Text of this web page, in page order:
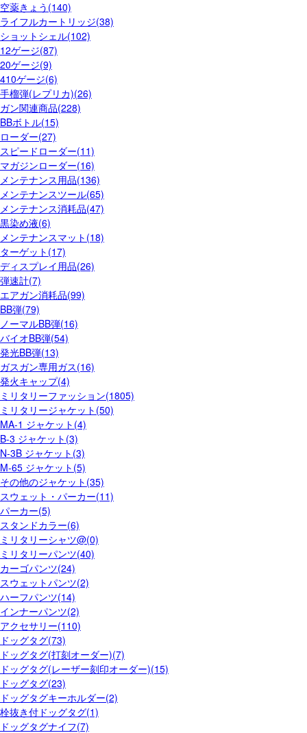
空薬きょう(140)
ライフルカートリッジ(38)
ショットシェル(102)
12ゲージ(87)
20ゲージ(9)
410ゲージ(6)
手榴弾(レプリカ)(26)
ガン関連商品(228)
BBボトル(15)
ローダー(27)
スピードローダー(11)
マガジンローダー(16)
メンテナンス用品(136)
メンテナンスツール(65)
メンテナンス消耗品(47)
黒染め液(6)
メンテナンスマット(18)
ターゲット(17)
ディスプレイ用品(26)
弾速計(7)
エアガン消耗品(99)
BB弾(79)
ノーマルBB弾(16)
バイオBB弾(54)
発光BB弾(13)
ガスガン専用ガス(16)
発火キャップ(4)
ミリタリーファッション(1805)
ミリタリージャケット(50)
MA-1 ジャケット(4)
B-3 ジャケット(3)
N-3B ジャケット(3)
M-65 ジャケット(5)
その他のジャケット(35)
スウェット・パーカー(11)
パーカー(5)
スタンドカラー(6)
ミリタリーシャツ@(0)
ミリタリーパンツ(40)
カーゴパンツ(24)
スウェットパンツ(2)
ハーフパンツ(14)
インナーパンツ(2)
アクセサリー(110)
ドッグタグ(73)
ドッグタグ(打刻オーダー)(7)
ドッグタグ(レーザー刻印オーダー)(15)
ドッグタグ(23)
ドッグタグキーホルダー(2)
栓抜き付ドッグタグ(1)
ドッグタグナイフ(7)